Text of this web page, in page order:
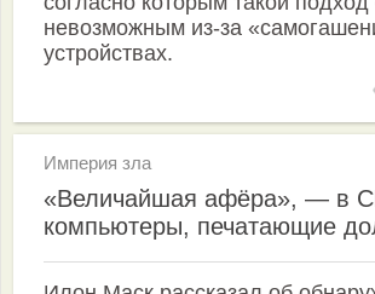
невозможным из-за
устройствах.
Империя зла
«Величайшая афёра», — в
компьютеры, печатающие